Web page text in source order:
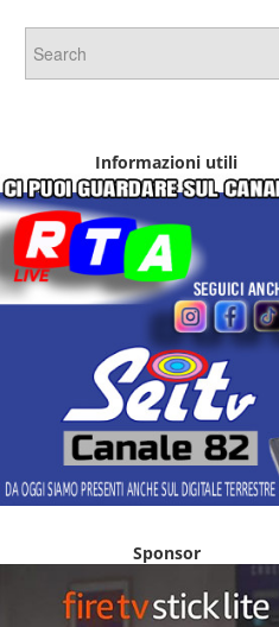
Informazioni utili
Sponsor